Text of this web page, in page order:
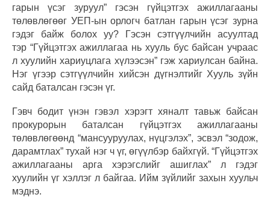
гарын үсэг зуруул” гэсэн гүйцэтгэх ажиллагааны
төлөвлөгөөг УЕП-ын орлогч батлан гарын үсэг зурна
гэдэг байж болох уу? Гэсэн сэтгүүлчийн асуултад
тэр “Гүйцэтгэх ажиллагаа нь хууль бус байсан учраас
л хуулийн хариуцлага хүлээсэн” гэж хариулсан байна.
Нэг үгээр сэтгүүлчийн хийсэн дүгнэлтийг Хууль зүйн
сайд баталсан гэсэн үг.
Гэвч бодит үнэн гэвэл хэрэгт хяналт тавьж байсан
прокурорын баталсан гүйцэтгэх ажиллагааны
төлөвлөгөөнд “мансууруулах, нүцгэлэх”, эсвэл “зодож,
дарамтлах” тухай нэг ч үг, өгүүлбэр байхгүй. “Гүйцэтгэх
ажиллагааны арга хэрэгслийг ашиглах” л гэдэг
хуулийн үг хэллэг л байгаа. Ийм зүйлийг захын хуульч
мэднэ.